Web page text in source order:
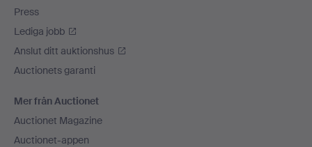
Press
Lediga jobb
Anslut ditt auktionshus
Auctionets garanti
Mer från Auctionet
Auctionet Magazine
Auctionet-appen